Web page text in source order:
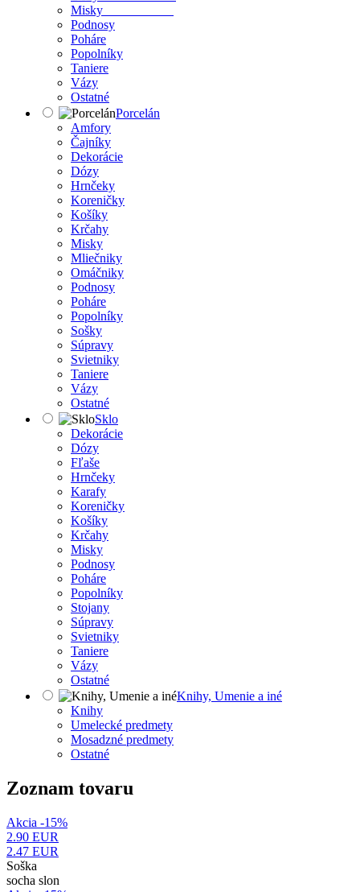
Misky
Podnosy
Poháre
Popolníky
Taniere
Vázy
Ostatné
Porcelán
Amfory
Čajníky
Dekorácie
Dózy
Hrnčeky
Koreničky
Košíky
Krčahy
Misky
Mliečniky
Omáčniky
Podnosy
Poháre
Popolníky
Sošky
Súpravy
Svietniky
Taniere
Vázy
Ostatné
Sklo
Dekorácie
Dózy
Fľaše
Hrnčeky
Karafy
Koreničky
Košíky
Krčahy
Misky
Podnosy
Poháre
Popolníky
Stojany
Súpravy
Svietniky
Taniere
Vázy
Ostatné
Knihy, Umenie a iné
Knihy
Umelecké predmety
Mosadzné predmety
Ostatné
Zoznam tovaru
Akcia -15%
2.90 EUR
2.47 EUR
Soška
socha slon